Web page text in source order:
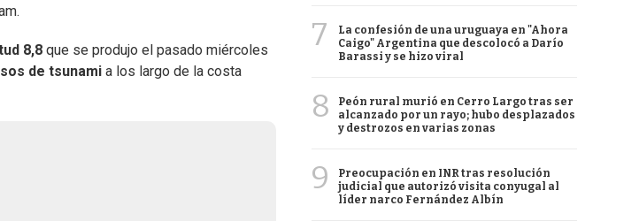
8,8 que se produjo el pasado miércoles
de tsunami a los largo de la costa
7
La confesión de una uruguaya en "Ahora
Caigo" Argentina que descolocó a Darío
Barassi y se hizo viral
8
Peón rural murió en Cerro Largo tras ser
alcanzado por un rayo; hubo desplazados
y destrozos en varias zonas
9
Preocupación en INR tras resolución
judicial que autorizó visita conyugal al
líder narco Fernández Albín